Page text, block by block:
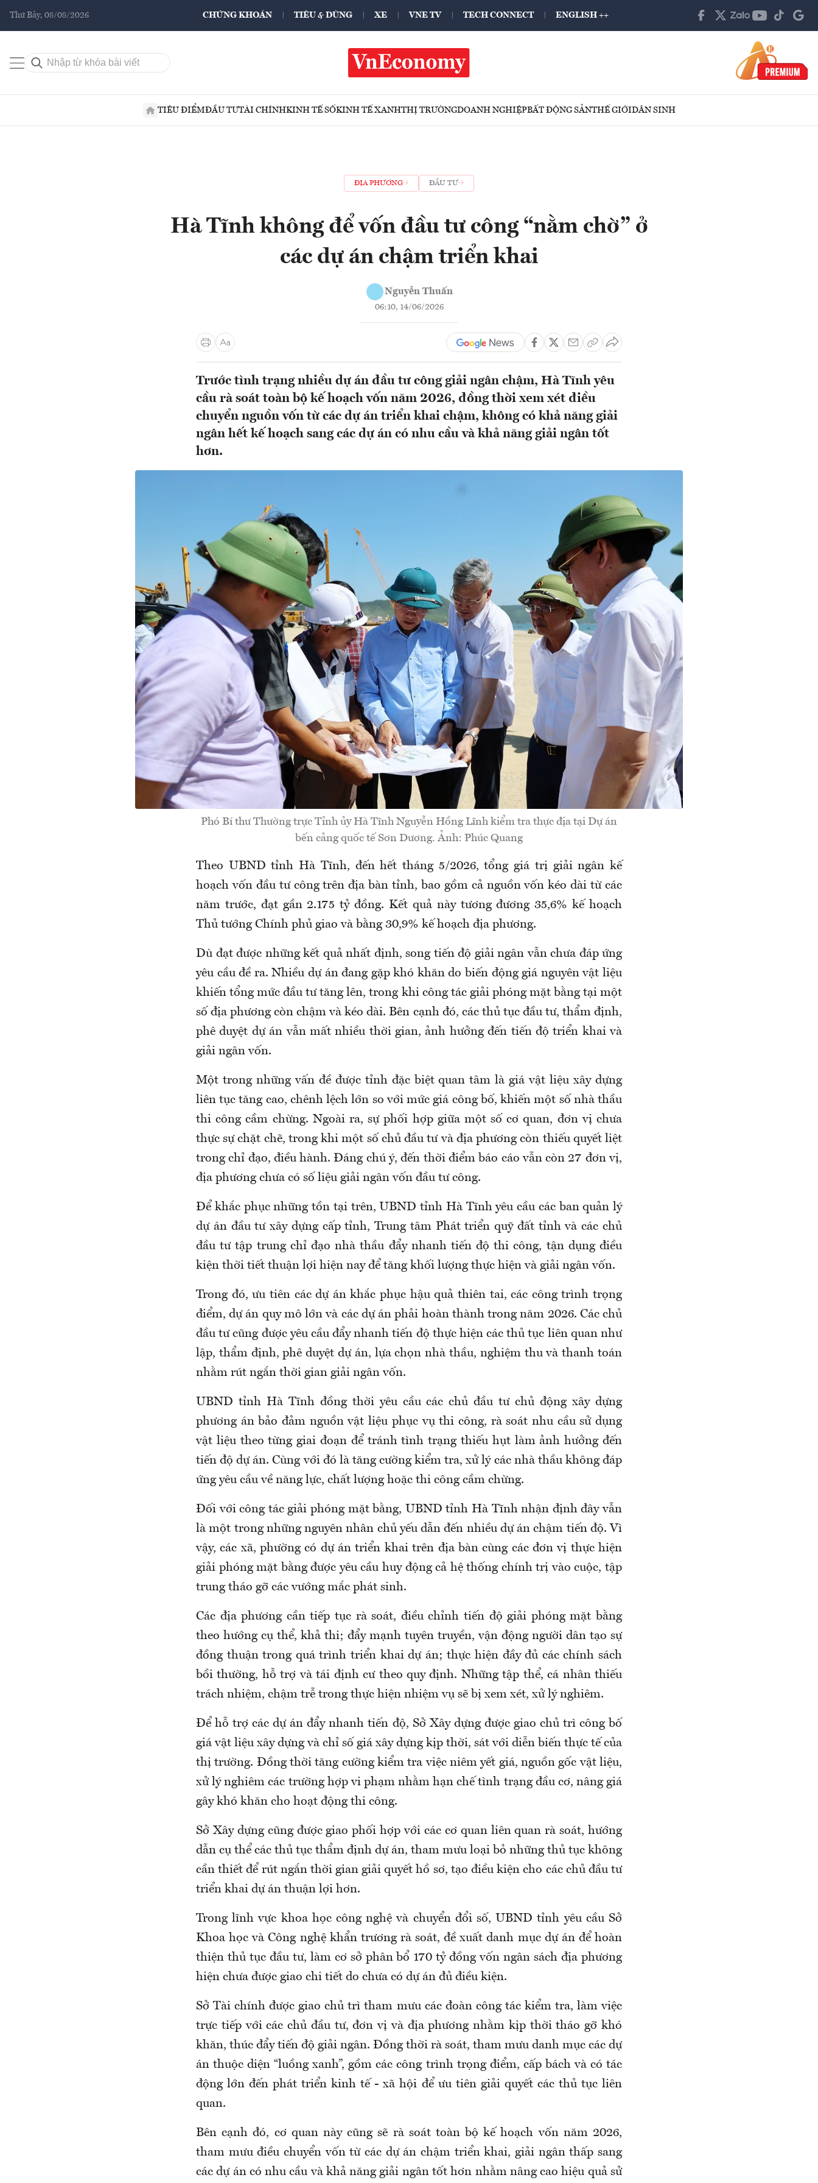
Thứ Bảy, 08/08/2026 CHỨNG KHOÁN TIÊU & DÙNG XE VNE TV TECH CONNECT ENGLISH ++
TIÊU ĐIỂMĐẦU TƯTÀI CHÍNHKINH TẾ SỐKINH TẾ XANHTHỊ TRƯỜNGDOANH NGHIỆPBẤT ĐỘNG SẢNTHẾ GIỚIDÂN SINH
ĐỊA PHƯƠNG ĐẦU TƯ
Hà Tĩnh không để vốn đầu tư công “nằm chờ” ở
các dự án chậm triển khai
Nguyễn Thuấn
06:10, 14/06/2026
Trước tình trạng nhiều dự án đầu tư công giải ngân chậm, Hà Tĩnh yêu
cầu rà soát toàn bộ kế hoạch vốn năm 2026, đồng thời xem xét điều
chuyển nguồn vốn từ các dự án triển khai chậm, không có khả năng giải
ngân hết kế hoạch sang các dự án có nhu cầu và khả năng giải ngân tốt
hơn.
Phó Bí thư Thường trực Tỉnh ủy Hà Tĩnh Nguyễn Hồng Lĩnh kiểm tra thực địa tại Dự án
bến cảng quốc tế Sơn Dương. Ảnh: Phúc Quang
Theo UBND tỉnh Hà Tĩnh, đến hết tháng 5/2026, tổng giá trị giải ngân kế
hoạch vốn đầu tư công trên địa bàn tỉnh, bao gồm cả nguồn vốn kéo dài từ các
năm trước, đạt gần 2.175 tỷ đồng. Kết quả này tương đương 35,6% kế hoạch
Thủ tướng Chính phủ giao và bằng 30,9% kế hoạch địa phương.
Dù đạt được những kết quả nhất định, song tiến độ giải ngân vẫn chưa đáp ứng
yêu cầu đề ra. Nhiều dự án đang gặp khó khăn do biến động giá nguyên vật liệu
khiến tổng mức đầu tư tăng lên, trong khi công tác giải phóng mặt bằng tại một
số địa phương còn chậm và kéo dài. Bên cạnh đó, các thủ tục đầu tư, thẩm định,
phê duyệt dự án vẫn mất nhiều thời gian, ảnh hưởng đến tiến độ triển khai và
giải ngân vốn.
Một trong những vấn đề được tỉnh đặc biệt quan tâm là giá vật liệu xây dựng
liên tục tăng cao, chênh lệch lớn so với mức giá công bố, khiến một số nhà thầu
thi công cầm chừng. Ngoài ra, sự phối hợp giữa một số cơ quan, đơn vị chưa
thực sự chặt chẽ, trong khi một số chủ đầu tư và địa phương còn thiếu quyết liệt
trong chỉ đạo, điều hành. Đáng chú ý, đến thời điểm báo cáo vẫn còn 27 đơn vị,
địa phương chưa có số liệu giải ngân vốn đầu tư công.
Để khắc phục những tồn tại trên, UBND tỉnh Hà Tĩnh yêu cầu các ban quản lý
dự án đầu tư xây dựng cấp tỉnh, Trung tâm Phát triển quỹ đất tỉnh và các chủ
đầu tư tập trung chỉ đạo nhà thầu đẩy nhanh tiến độ thi công, tận dụng điều
kiện thời tiết thuận lợi hiện nay để tăng khối lượng thực hiện và giải ngân vốn.
Trong đó, ưu tiên các dự án khắc phục hậu quả thiên tai, các công trình trọng
điểm, dự án quy mô lớn và các dự án phải hoàn thành trong năm 2026. Các chủ
đầu tư cũng được yêu cầu đẩy nhanh tiến độ thực hiện các thủ tục liên quan như
lập, thẩm định, phê duyệt dự án, lựa chọn nhà thầu, nghiệm thu và thanh toán
nhằm rút ngắn thời gian giải ngân vốn.
UBND tỉnh Hà Tĩnh đồng thời yêu cầu các chủ đầu tư chủ động xây dựng
phương án bảo đảm nguồn vật liệu phục vụ thi công, rà soát nhu cầu sử dụng
vật liệu theo từng giai đoạn để tránh tình trạng thiếu hụt làm ảnh hưởng đến
tiến độ dự án. Cùng với đó là tăng cường kiểm tra, xử lý các nhà thầu không đáp
ứng yêu cầu về năng lực, chất lượng hoặc thi công cầm chừng.
Đối với công tác giải phóng mặt bằng, UBND tỉnh Hà Tĩnh nhận định đây vẫn
là một trong những nguyên nhân chủ yếu dẫn đến nhiều dự án chậm tiến độ. Vì
vậy, các xã, phường có dự án triển khai trên địa bàn cùng các đơn vị thực hiện
giải phóng mặt bằng được yêu cầu huy động cả hệ thống chính trị vào cuộc, tập
trung tháo gỡ các vướng mắc phát sinh.
Các địa phương cần tiếp tục rà soát, điều chỉnh tiến độ giải phóng mặt bằng
theo hướng cụ thể, khả thi; đẩy mạnh tuyên truyền, vận động người dân tạo sự
đồng thuận trong quá trình triển khai dự án; thực hiện đầy đủ các chính sách
bồi thường, hỗ trợ và tái định cư theo quy định. Những tập thể, cá nhân thiếu
trách nhiệm, chậm trễ trong thực hiện nhiệm vụ sẽ bị xem xét, xử lý nghiêm.
Để hỗ trợ các dự án đẩy nhanh tiến độ, Sở Xây dựng được giao chủ trì công bố
giá vật liệu xây dựng và chỉ số giá xây dựng kịp thời, sát với diễn biến thực tế của
thị trường. Đồng thời tăng cường kiểm tra việc niêm yết giá, nguồn gốc vật liệu,
xử lý nghiêm các trường hợp vi phạm nhằm hạn chế tình trạng đầu cơ, nâng giá
gây khó khăn cho hoạt động thi công.
Sở Xây dựng cũng được giao phối hợp với các cơ quan liên quan rà soát, hướng
dẫn cụ thể các thủ tục thẩm định dự án, tham mưu loại bỏ những thủ tục không
cần thiết để rút ngắn thời gian giải quyết hồ sơ, tạo điều kiện cho các chủ đầu tư
triển khai dự án thuận lợi hơn.
Trong lĩnh vực khoa học công nghệ và chuyển đổi số, UBND tỉnh yêu cầu Sở
Khoa học và Công nghệ khẩn trương rà soát, đề xuất danh mục dự án để hoàn
thiện thủ tục đầu tư, làm cơ sở phân bổ 170 tỷ đồng vốn ngân sách địa phương
hiện chưa được giao chi tiết do chưa có dự án đủ điều kiện.
Sở Tài chính được giao chủ trì tham mưu các đoàn công tác kiểm tra, làm việc
trực tiếp với các chủ đầu tư, đơn vị và địa phương nhằm kịp thời tháo gỡ khó
khăn, thúc đẩy tiến độ giải ngân. Đồng thời rà soát, tham mưu danh mục các dự
án thuộc diện “luồng xanh”, gồm các công trình trọng điểm, cấp bách và có tác
động lớn đến phát triển kinh tế - xã hội để ưu tiên giải quyết các thủ tục liên
quan.
Bên cạnh đó, cơ quan này cũng sẽ rà soát toàn bộ kế hoạch vốn năm 2026,
tham mưu điều chuyển vốn từ các dự án chậm triển khai, giải ngân thấp sang
các dự án có nhu cầu và khả năng giải ngân tốt hơn nhằm nâng cao hiệu quả sử